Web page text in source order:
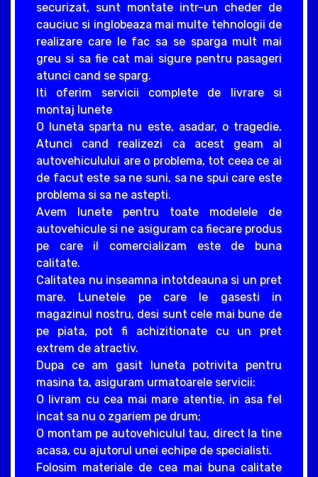
securizat, sunt montate intr-un cheder de
cauciuc si inglobeaza mai multe tehnologii de
realizare care le fac sa se sparga mult mai
greu si sa fie cat mai sigure pentru pasageri
atunci cand se sparg.
Iti oferim servicii complete de livrare si
montaj lunete
O luneta sparta nu este, asadar, o tragedie.
Atunci cand realizezi ca acest geam al
autovehiculului are o problema, tot ceea ce ai
de facut este sa ne suni, sa ne spui care este
problema si sa ne astepti.
Avem lunete pentru toate modelele de
autovehicule si ne asiguram ca fiecare produs
pe care il comercializam este de buna
calitate.
Calitatea nu inseamna intotdeauna si un pret
mare. Lunetele pe care le gasesti in
magazinul nostru, desi sunt cele mai bune de
pe piata, pot fi achizitionate cu un pret
extrem de atractiv.
Dupa ce am gasit luneta potrivita pentru
masina ta, asiguram urmatoarele servicii:
O livram cu cea mai mare atentie, in asa fel
incat sa nu o zgariem pe drum;
O montam pe autovehiculul tau, direct la tine
acasa, cu ajutorul unei echipe de specialisti.
Folosim materiale de cea mai buna calitate